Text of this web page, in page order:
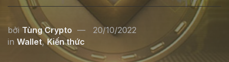
bởi Tùng Crypto
20/10/2022
in Wallet,Kiến thức